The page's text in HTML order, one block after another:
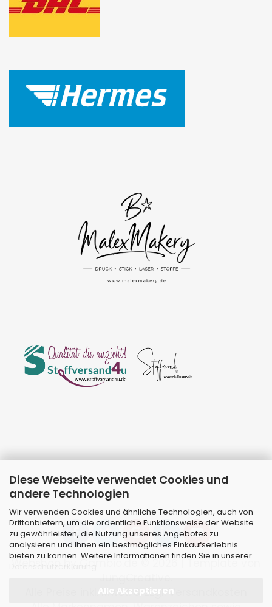
Diese Webseite verwendet Cookies und
andere Technologien
Wir verwenden Cookies und ähnliche Technologien, auch von
Drittanbietern, um die ordentliche Funktionsweise der Website
zu gewährleisten, die Nutzung unseres Angebotes zu
analysieren und Ihnen ein bestmögliches Einkaufserlebnis
bieten zu können. Weitere Informationen finden Sie in unserer
.
Alle Akzeptieren
Webshopby Gambio.de © 2026 | Template von
Alle Preise inkl. MwSt. & zzgl. Versandkosten